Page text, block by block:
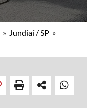
» Jundiaí / SP »